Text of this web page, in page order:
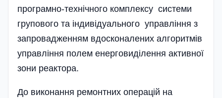
програмно-технічного комплексу системи
групового та індивідуального управління з
запровадженням вдосконалених алгоритмів
управління полем енерговиділення активної
зони реактора.
До виконання ремонтних операцій на